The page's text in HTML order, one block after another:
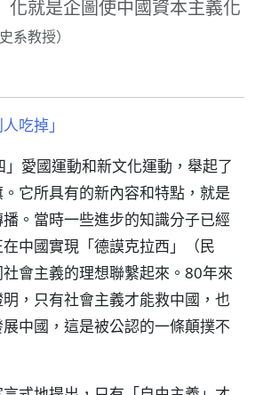
化就是企圖使中國資本主義化
系教授）
吃掉」
愛國運動和新文化運動，舉起了
它所具有的新內容和特點，就是
。當時一些進步的知識分子已經
中國實現「德謨克拉西」（民
會主義的理想聯繫起來。80年來
，只有社會主義才能救中國，也
中國，這是被公認的一條顛撲不